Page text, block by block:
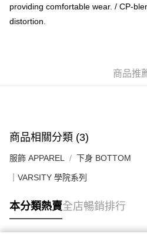
每筆HK$50.00，滿HK$499.00或以
providing comfortable wear. / CP-
distortion.
商品推
商品相關分類 (3)
服飾 APPAREL 下身 BOTTOM
｜VARSITY 學院系列
本分類熱賣全店暢銷排行